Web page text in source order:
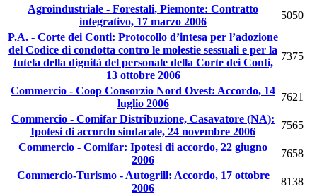
Agroindustriale - Forestali, Piemonte: Contratto
integrativo, 17 marzo 2006
5050
P.A. - Corte dei Conti: Protocollo d’intesa per l’adozione
del Codice di condotta contro le molestie sessuali e per la
tutela della dignità del personale della Corte dei Conti,
13 ottobre 2006
7375
Commercio - Coop Consorzio Nord Ovest: Accordo, 14
luglio 2006
7621
Commercio - Comifar Distribuzione, Casavatore (NA):
Ipotesi di accordo sindacale, 24 novembre 2006
7565
Commercio - Comifar: Ipotesi di accordo, 22 giugno
2006
7658
Commercio-Turismo - Autogrill: Accordo, 17 ottobre
2006
8138